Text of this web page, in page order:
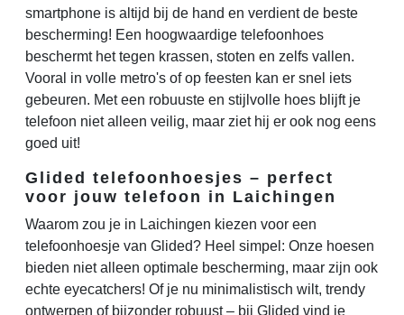
smartphone is altijd bij de hand en verdient de beste
bescherming! Een hoogwaardige telefoonhoes
beschermt het tegen krassen, stoten en zelfs vallen.
Vooral in volle metro's of op feesten kan er snel iets
gebeuren. Met een robuuste en stijlvolle hoes blijft je
telefoon niet alleen veilig, maar ziet hij er ook nog eens
goed uit!
Glided telefoonhoesjes – perfect
voor jouw telefoon in Laichingen
Waarom zou je in Laichingen kiezen voor een
telefoonhoesje van Glided? Heel simpel: Onze hoesen
bieden niet alleen optimale bescherming, maar zijn ook
echte eyecatchers! Of je nu minimalistisch wilt, trendy
ontwerpen of bijzonder robuust – bij Glided vind je